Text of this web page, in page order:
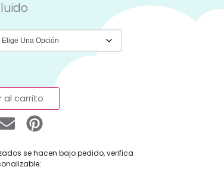
al carrito
se hacen bajo pedido, verifica